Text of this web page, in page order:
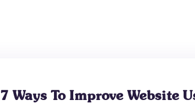
7 Ways To Improve Website